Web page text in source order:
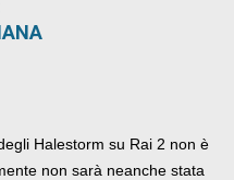
Halestorm su Rai 2 non è
non sarà neanche stata